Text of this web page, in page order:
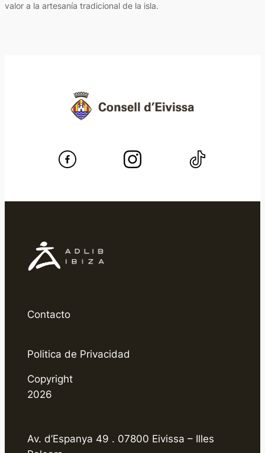
valor a la artesanía tradicional de la isla.
Contacto
Politica de Privacidad
Copyright
2026
Av. d’Espanya 49 . 07800 Eivissa – Illes